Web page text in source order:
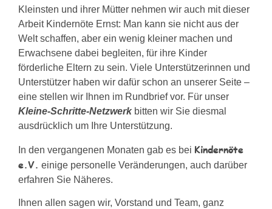
Kleinsten und ihrer Mütter nehmen wir auch mit dieser
Arbeit Kindernöte Ernst: Man kann sie nicht aus der
Welt schaffen, aber ein wenig kleiner machen und
Erwachsene dabei begleiten, für ihre Kinder
förderliche Eltern zu sein. Viele Unterstützerinnen und
Unterstützer haben wir dafür schon an unserer Seite –
eine stellen wir Ihnen im Rundbrief vor. Für unser
Kleine-Schritte-Netzwerkbitten wir Sie diesmal
ausdrücklich um Ihre Unterstützung.
In den vergangenen Monaten gab es bei Kindernöte
e.V. einige personelle Veränderungen, auch darüber
erfahren Sie Näheres.
Ihnen allen sagen wir, Vorstand und Team, ganz